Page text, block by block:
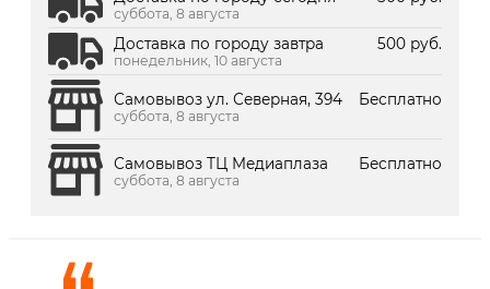
суббота, 8 августа
Доставка по городу завтра 500 руб.
понедельник, 10 августа
Самовывоз ул. Северная, 394 Бесплатно
суббота, 8 августа
Самовывоз ТЦ Медиаплаза Бесплатно
суббота, 8 августа